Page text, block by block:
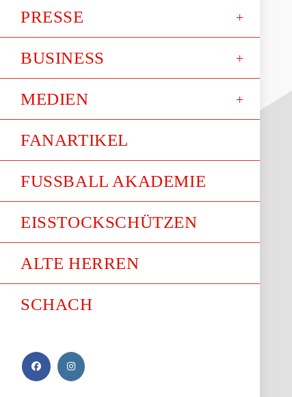
PRESSE
BUSINESS
MEDIEN
FANARTIKEL
FUSSBALL AKADEMIE
EISSTOCKSCHÜTZEN
ALTE HERREN
SCHACH